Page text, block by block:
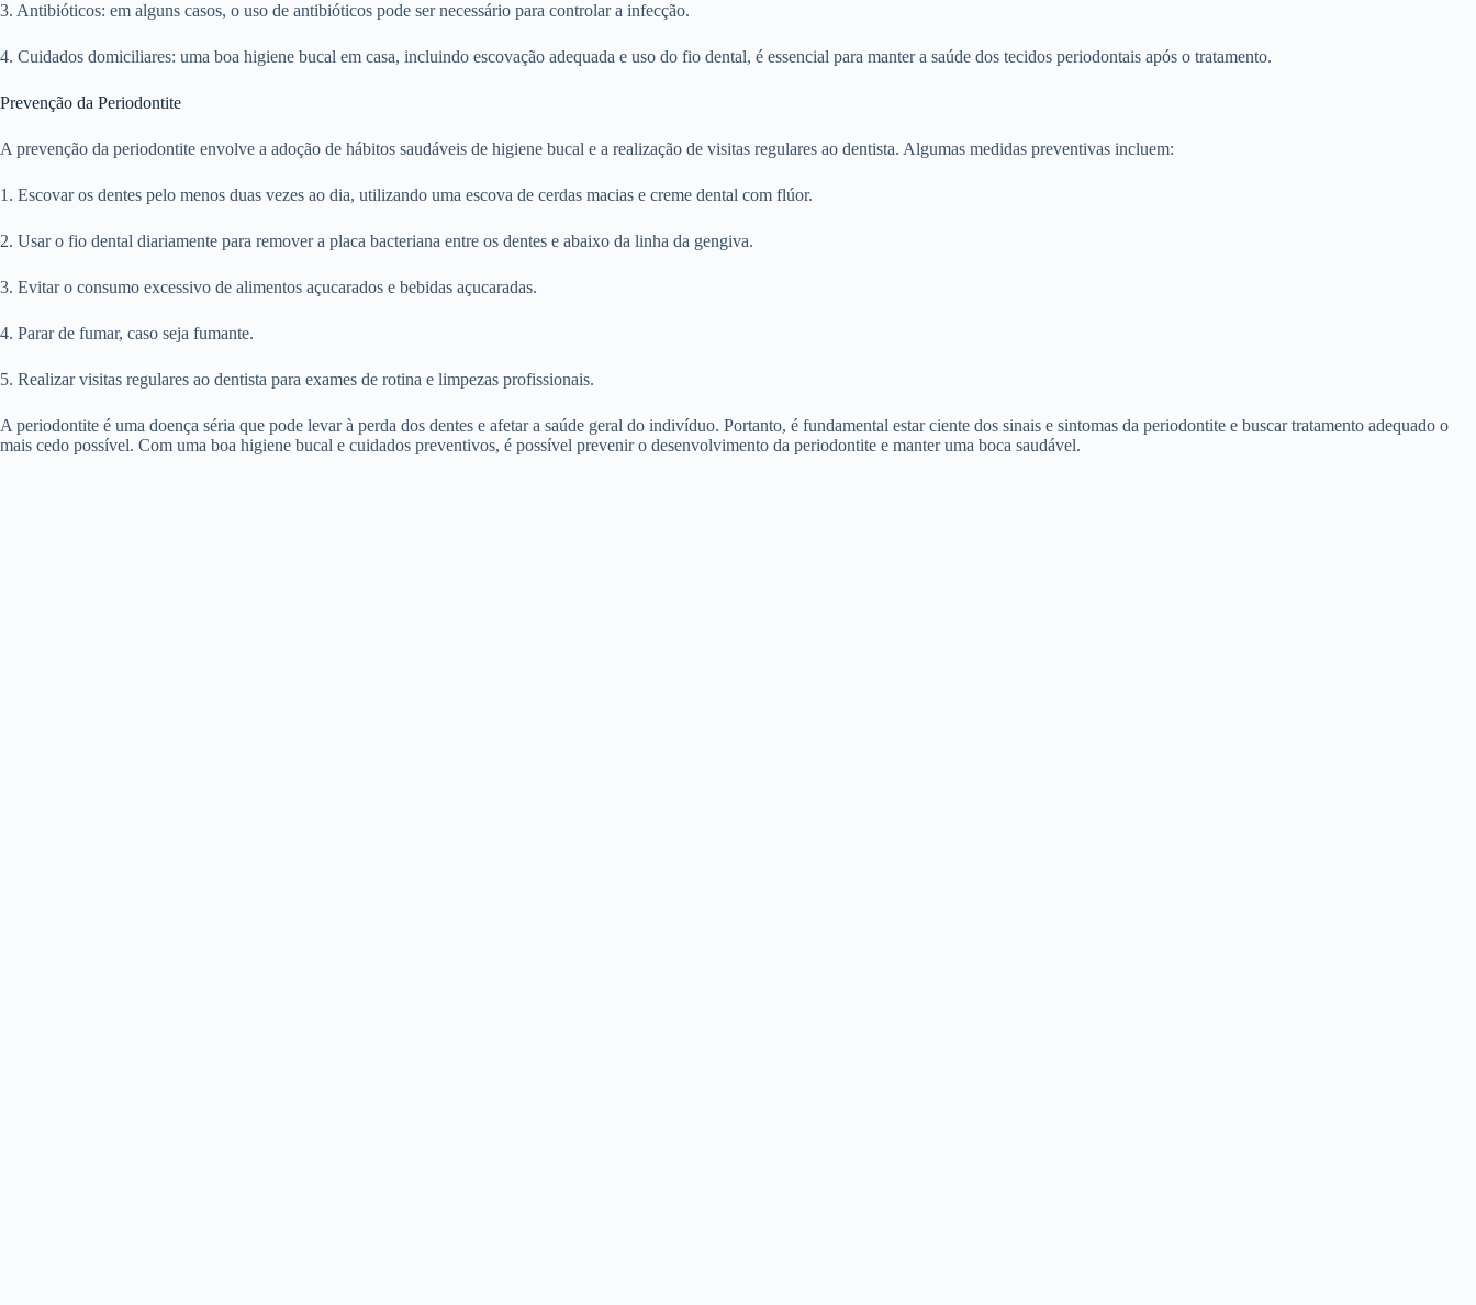
3. Antibióticos: em alguns casos, o uso de antibióticos pode ser necessário para controlar a infecção.
4. Cuidados domiciliares: uma boa higiene bucal em casa, incluindo escovação adequada e uso do fio dental, é essencial para manter a saúde dos tecidos periodontais após o tratamento.
Prevenção da Periodontite
A prevenção da periodontite envolve a adoção de hábitos saudáveis de higiene bucal e a realização de visitas regulares ao dentista. Algumas medidas preventivas incluem:
1. Escovar os dentes pelo menos duas vezes ao dia, utilizando uma escova de cerdas macias e creme dental com flúor.
2. Usar o fio dental diariamente para remover a placa bacteriana entre os dentes e abaixo da linha da gengiva.
3. Evitar o consumo excessivo de alimentos açucarados e bebidas açucaradas.
4. Parar de fumar, caso seja fumante.
5. Realizar visitas regulares ao dentista para exames de rotina e limpezas profissionais.
A periodontite é uma doença séria que pode levar à perda dos dentes e afetar a saúde geral do indivíduo. Portanto, é fundamental estar ciente dos sinais e sintomas da periodontite e buscar tratamento adequado o
mais cedo possível. Com uma boa higiene bucal e cuidados preventivos, é possível prevenir o desenvolvimento da periodontite e manter uma boca saudável.